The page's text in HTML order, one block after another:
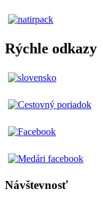
Rýchle odkazy
Návštevnosť